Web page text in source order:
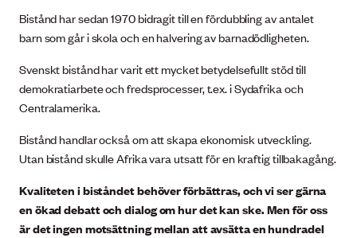
Bistånd har sedan 1970 bidragit till en fördubbling av antalet
barn som går i skola och en halvering av barnadödligheten.
Svenskt bistånd har varit ett mycket betydelsefullt stöd till
demokratiarbete och fredsprocesser, t.ex. i Sydafrika och
Centralamerika.
Bistånd handlar också om att skapa ekonomisk utveckling.
Utan bistånd skulle Afrika vara utsatt för en kraftig tillbakagång.
Kvaliteten i biståndet behöver förbättras, och vi ser gärna
en ökad debatt och dialog om hur det kan ske. Men för oss
är det ingen motsättning mellan att avsätta en hundradel